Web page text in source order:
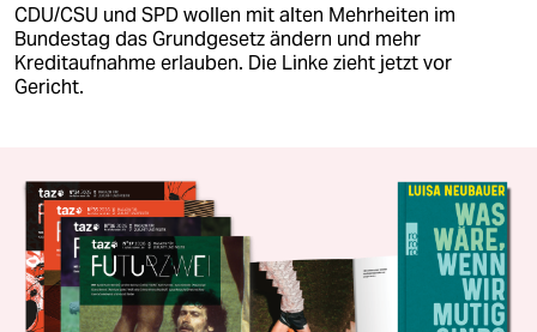
CDU/CSU und SPD wollen mit alten Mehrheiten im
Bundestag das Grundgesetz ändern und mehr
Kreditaufnahme erlauben. Die Linke zieht jetzt vor
Gericht.